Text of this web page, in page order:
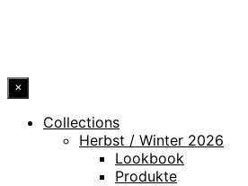
×
Collections
Herbst / Winter 2026
Lookbook
Produkte